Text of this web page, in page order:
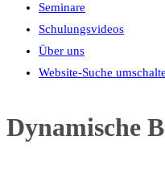
Seminare
Schulungsvideos
Über uns
Website-Suche
Dynamische